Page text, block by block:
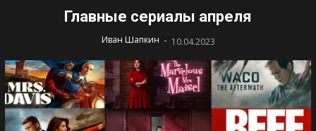
Главные сериалы апреля
Иван Шапкин - 10.04.2023